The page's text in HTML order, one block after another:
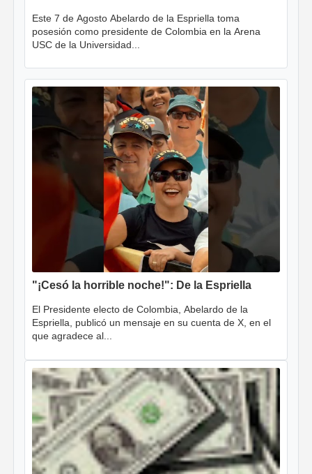
Este 7 de Agosto Abelardo de la Espriella toma
posesión como presidente de Colombia en la Arena
USC de la Universidad...
"¡Cesó la horrible noche!": De la Espriella
El Presidente electo de Colombia, Abelardo de la
Espriella, publicó un mensaje en su cuenta de X, en el
que agradece al...